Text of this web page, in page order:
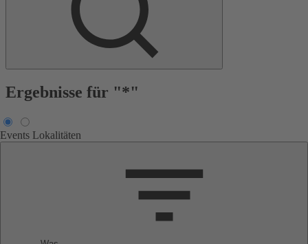
Ergebnisse für "*"
Events Lokalitäten